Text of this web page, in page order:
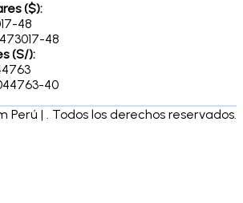
($):
48
48
(S/):
40
Perú | . Todos los derechos reservados.